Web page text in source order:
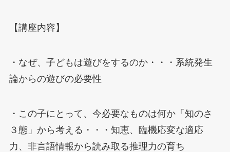
【講座内容】
・なぜ、子どもは遊びをするのか・・・系統発生
論からの遊びの必要性
・この子にとって、今必要なものは何か「知のさ
３態」から考える・・・知恵、臨機応変な適応
力、非言語情報から読み取る推理力の育ち